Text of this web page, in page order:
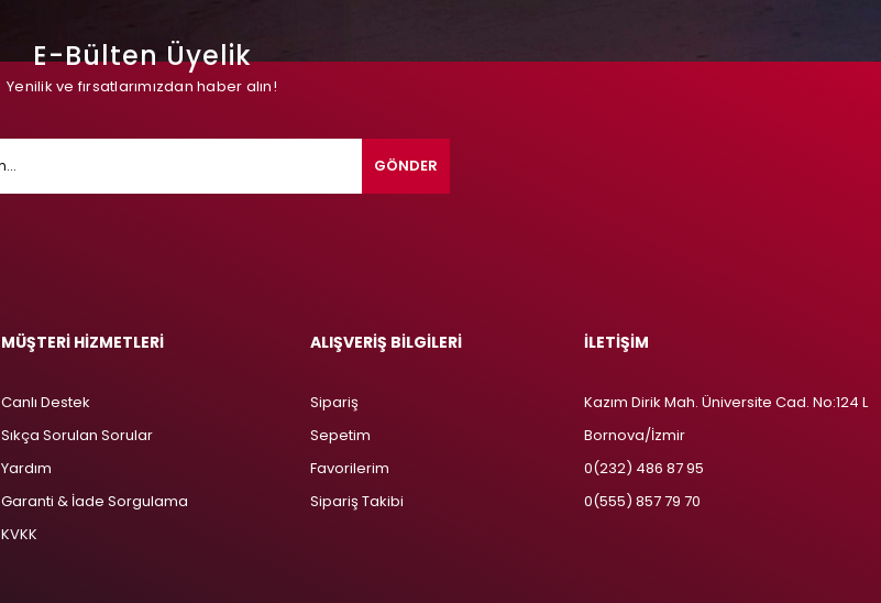
E-Bülten Üyelik
Yenilik ve fırsatlarımızdan haber alın!
GÖNDER
MÜŞTERİ HİZMETLERİ
Canlı Destek
Sıkça Sorulan Sorular
Yardım
Garanti & İade Sorgulama
KVKK
ALIŞVERİŞ BİLGİLERİ
Sipariş
Sepetim
Favorilerim
Sipariş Takibi
İLETİŞİM
Kazım Dirik Mah. Üniversite Cad. No:124 L
Bornova/İzmir
0(232) 486 87 95
0(555) 857 79 70